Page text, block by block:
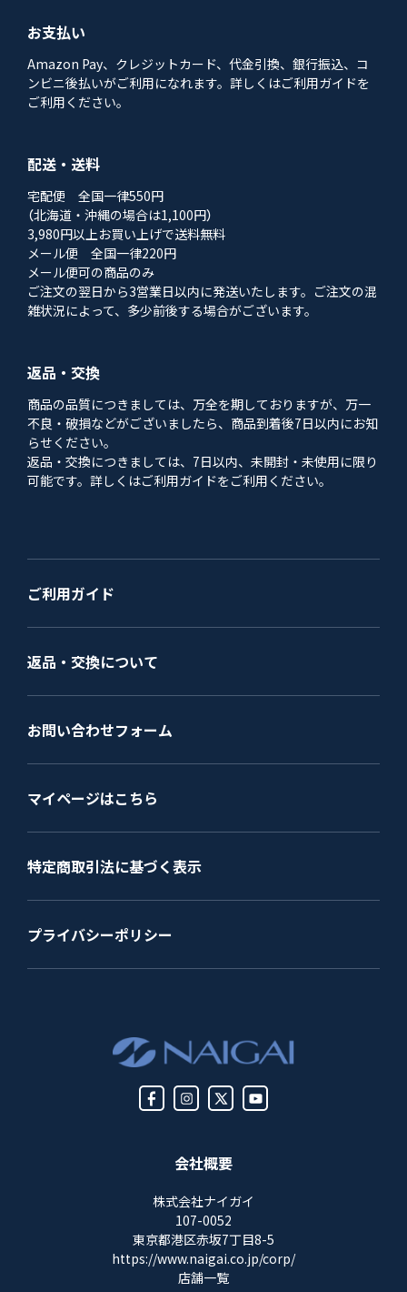
会社概要
株式会社ナイガイ
107-0052
東京都港区赤坂7丁目8-5
https://www.naigai.co.jp/corp/
店舗一覧
お支払い
Amazon Pay、クレジットカード、代金引換、銀行振込、コ
ンビニ後払いがご利用になれます。詳しくはご利用ガイドを
ご利用ください。
配送・送料
宅配便 全国一律550円
（北海道・沖縄の場合は1,100円）
3,980円以上お買い上げで送料無料
メール便 全国一律220円
メール便可の商品のみ
ご注文の翌日から3営業日以内に発送いたします。ご注文の混
雑状況によって、多少前後する場合がございます。
返品・交換
商品の品質につきましては、万全を期しておりますが、万一
不良・破損などがございましたら、商品到着後7日以内にお知
らせください。
返品・交換につきましては、7日以内、未開封・未使用に限り
可能です。詳しくはご利用ガイドをご利用ください。
ご利用ガイド
返品・交換について
お問い合わせフォーム
マイページはこちら
特定商取引法に基づく表示
プライバシーポリシー